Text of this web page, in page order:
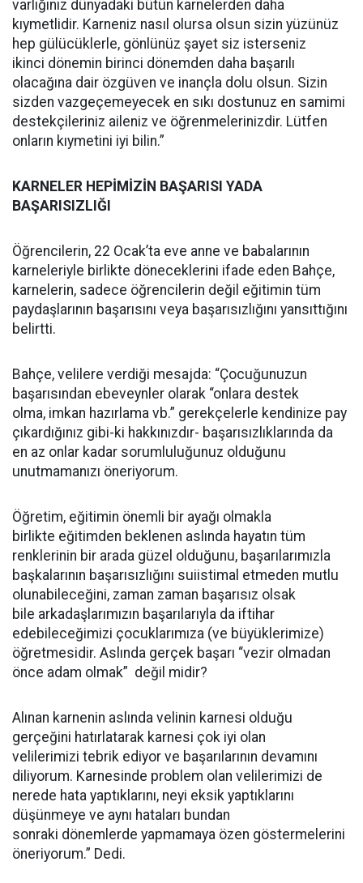
varlığınız dünyadaki bütün karnelerden daha
kıymetlidir. Karneniz nasıl olursa olsun sizin yüzünüz
hep gülücüklerle, gönlünüz şayet siz isterseniz
ikinci dönemin birinci dönemden daha başarılı
olacağına dair özgüven ve inançla dolu olsun. Sizin
sizden vazgeçemeyecek en sıkı dostunuz en samimi
destekçileriniz aileniz ve öğrenmelerinizdir. Lütfen
onların kıymetini iyi bilin.”
KARNELER HEPİMİZİN BAŞARISI YADA
BAŞARISIZLIĞI
Öğrencilerin, 22 Ocak’ta eve anne ve babalarının
karneleriyle birlikte döneceklerini ifade eden Bahçe,
karnelerin, sadece öğrencilerin değil eğitimin tüm
paydaşlarının başarısını veya başarısızlığını yansıttığını
belirtti.
Bahçe, velilere verdiği mesajda: “Çocuğunuzun
başarısından ebeveynler olarak “onlara destek
olma, imkan hazırlama vb.” gerekçelerle kendinize pay
çıkardığınız gibi-ki hakkınızdır- başarısızlıklarında da
en az onlar kadar sorumluluğunuz olduğunu
unutmamanızı öneriyorum.
Öğretim, eğitimin önemli bir ayağı olmakla
birlikte eğitimden beklenen aslında hayatın tüm
renklerinin bir arada güzel olduğunu, başarılarımızla
başkalarının başarısızlığını suiistimal etmeden mutlu
olunabileceğini, zaman zaman başarısız olsak
bile arkadaşlarımızın başarılarıyla da iftihar
edebileceğimizi çocuklarımıza (ve büyüklerimize)
öğretmesidir. Aslında gerçek başarı “vezir olmadan
önce adam olmak” değil midir?
Alınan karnenin aslında velinin karnesi olduğu
gerçeğini hatırlatarak karnesi çok iyi olan
velilerimizi tebrik ediyor ve başarılarının devamını
diliyorum. Karnesinde problem olan velilerimizi de
nerede hata yaptıklarını, neyi eksik yaptıklarını
düşünmeye ve aynı hataları bundan
sonraki dönemlerde yapmamaya özen göstermelerini
öneriyorum.” Dedi.